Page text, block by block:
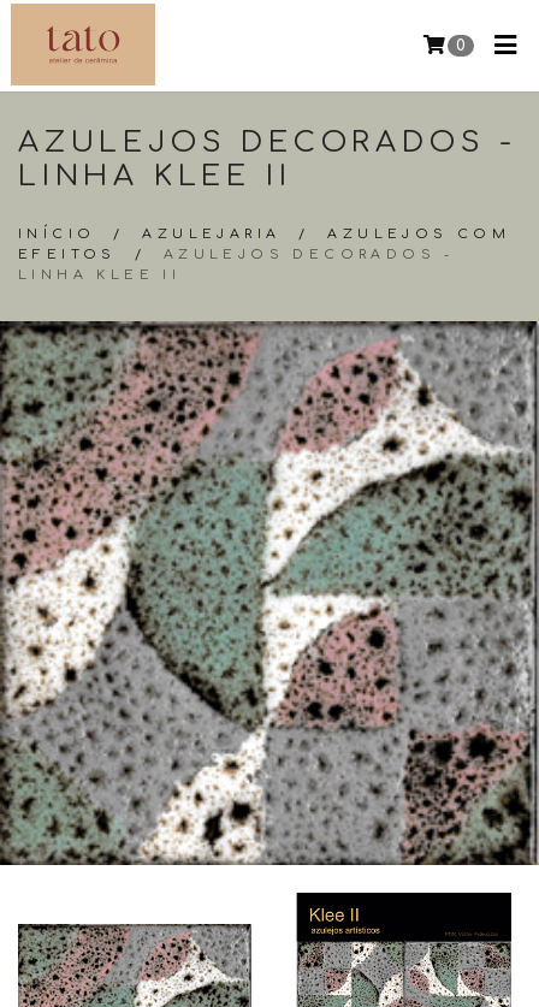
0
AZULEJOS DECORADOS -
LINHA KLEE II
INÍCIO /AZULEJARIA /AZULEJOS COM
EFEITOS
/ AZULEJOS DECORADOS -
LINHA KLEE II